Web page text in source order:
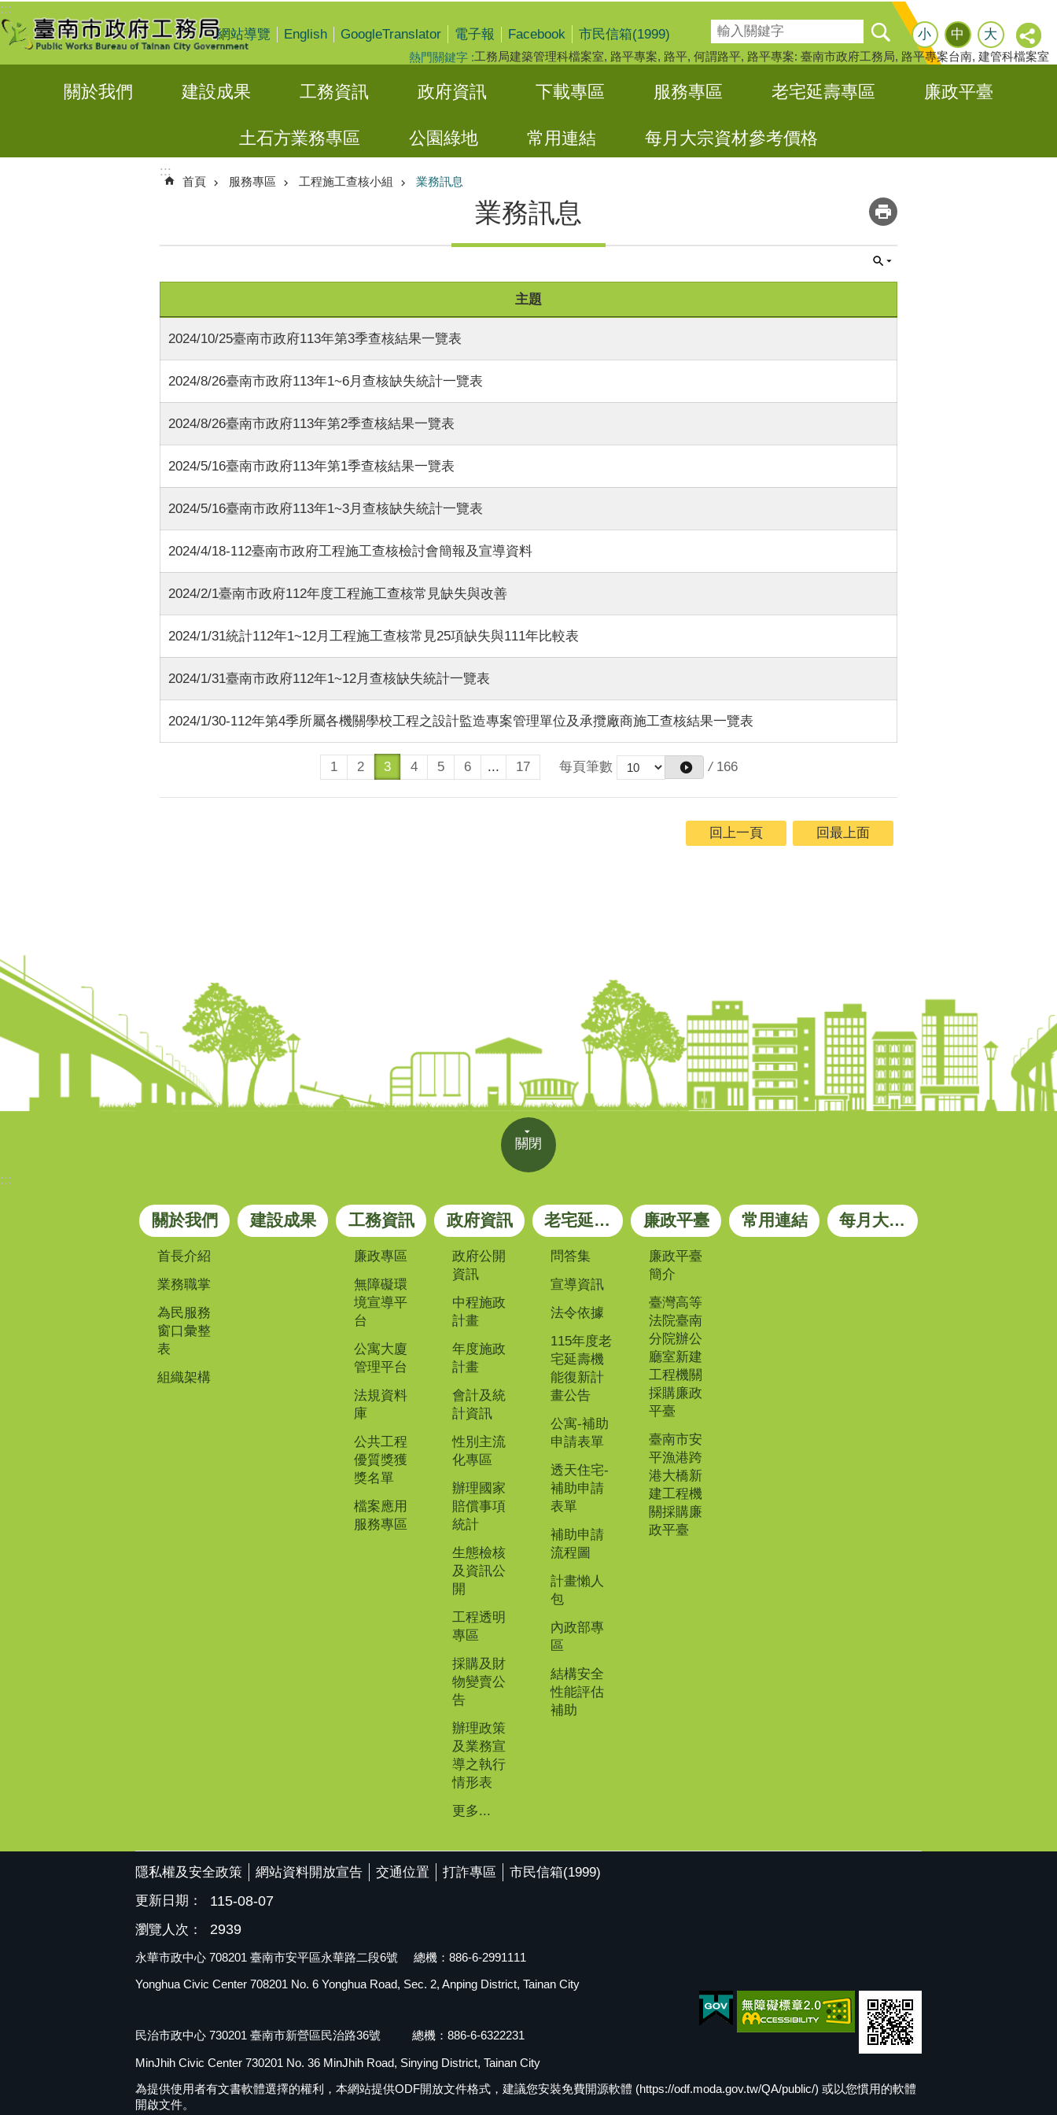
跳到主要內容區塊
:::
網站導覽
English GoogleTranslator 電子報 Facebook 市民信箱(1999)
搜尋
小 中 大
熱門關鍵字 工務局建築管理科檔案室 路平專案 路平 何謂路平 路平專案: 臺南市政府工務局 路平專案台南 建管科檔案室
關於我們 建設成果 工務資訊 政府資訊 下載專區 服務專區 老宅延壽專區 廉政平臺
土石方業務專區 公園綠地 常用連結 每月大宗資材參考價格
:::
首頁 服務專區 工程施工查核小組 業務訊息
業務訊息 _
主題
2024/10/25臺南市政府113年第3季查核結果一覽表
2024/8/26臺南市政府113年1~6月查核缺失統計一覽表
2024/8/26臺南市政府113年第2季查核結果一覽表
2024/5/16臺南市政府113年第1季查核結果一覽表
2024/5/16臺南市政府113年1~3月查核缺失統計一覽表
2024/4/18-112臺南市政府工程施工查核檢討會簡報及宣導資料
2024/2/1臺南市政府112年度工程施工查核常見缺失與改善
2024/1/31統計112年1~12月工程施工查核常見25項缺失與111年比較表
2024/1/31臺南市政府112年1~12月查核缺失統計一覽表
2024/1/30-112年第4季所屬各機關學校工程之設計監造專案管理單位及承攬廠商施工查核結果一覽表
1 2 3 4 5 6 ... 17 每頁筆數 / 166
回上一頁 回最上面
關閉
:::
關於我們
首長介紹
業務職掌
為民服務
窗口彙整
表
組織架構
建設成果 工務資訊
廉政專區
無障礙環
境宣導平
台
公寓大廈
管理平台
法規資料
庫
公共工程
優質獎獲
獎名單
檔案應用
服務專區
政府資訊
政府公開
資訊
中程施政
計畫
年度施政
計畫
會計及統
計資訊
性別主流
化專區
辦理國家
賠償事項
統計
生態檢核
及資訊公
開
工程透明
專區
採購及財
物變賣公
告
辦理政策
及業務宣
導之執行
情形表
更多...
老宅延壽專區
問答集
宣導資訊
法令依據
115年度老
宅延壽機
能復新計
畫公告
公寓-補助
申請表單
透天住宅-
補助申請
表單
補助申請
流程圖
計畫懶人
包
內政部專
區
結構安全
性能評估
補助
廉政平臺
廉政平臺
簡介
臺灣高等
法院臺南
分院辦公
廳室新建
工程機關
採購廉政
平臺
臺南市安
平漁港跨
港大橋新
建工程機
關採購廉
政平臺
常用連結 每月大宗資材參考價格
隱私權及安全政策 網站資料開放宣告 交通位置 打詐專區
市民信箱(1999)
更新日期：
115-08-07
瀏覽人次： 2939
永華市政中心 708201 臺南市安平區永華路二段6號 總機：886-6-2991111
Yonghua Civic Center 708201 No. 6 Yonghua Road, Sec. 2, Anping District, Tainan City
民治市政中心 730201 臺南市新營區民治路36號 總機：886-6-6322231
MinJhih Civic Center 730201 No. 36 MinJhih Road, Sinying District, Tainan City
為提供使用者有文書軟體選擇的權利，本網站提供ODF開放文件格式，建議您安裝免費開源軟體 (https://odf.moda.gov.tw/QA/public/) 或以您慣用的軟體
開啟文件。